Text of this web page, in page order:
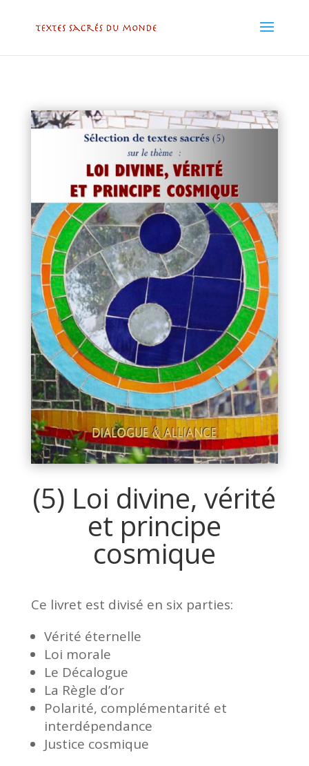
(5) Loi divine, vérité
et principe
cosmique
Ce livret est divisé en six parties:
Vérité éternelle
Loi morale
Le Décalogue
La Règle d’or
Polarité, complémentarité et
interdépendance
Justice cosmique